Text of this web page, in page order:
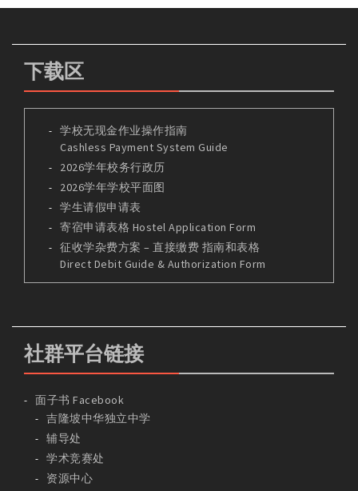
下载区
学校无现金作业操作指南
Cashless Payment System Guide
2026学年校务行政历
2026学年学校平面图
学生请假申请表
寄宿申请表格 Hostel Application Form
征收学杂费方案 – 直接缴费 指南和表格
Direct Debit Guide & Authorization Form
社群平台链接
面子书 Facebook
吉隆坡中华独立中学
辅导处
学术竞赛处
资源中心